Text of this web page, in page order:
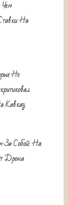
На
Не
Кавказ
Собой: На
Дрона